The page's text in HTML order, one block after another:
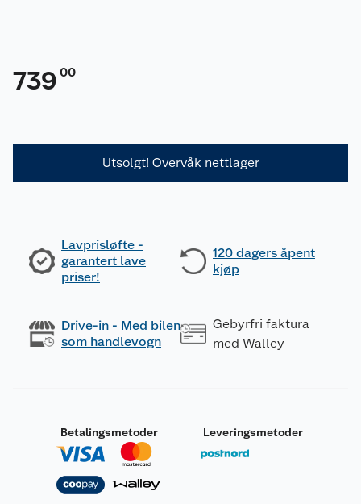
739 00
Utsolgt! Overvåk nettlager
Lavprisløfte -
garantert lave
priser!
120 dagers åpent
kjøp
Drive-in - Med bilen
som handlevogn
Gebyrfri faktura
med Walley
Betalingsmetoder Leveringsmetoder